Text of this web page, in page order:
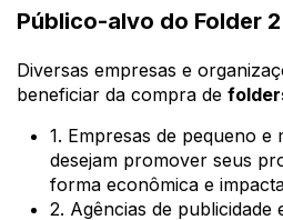
Público-alvo do Folder
Diversas empresas e
beneficiar da compra de
1. Empresas de pequeno e
desejam promover seus
forma econômica e
2. Agências de publicidade